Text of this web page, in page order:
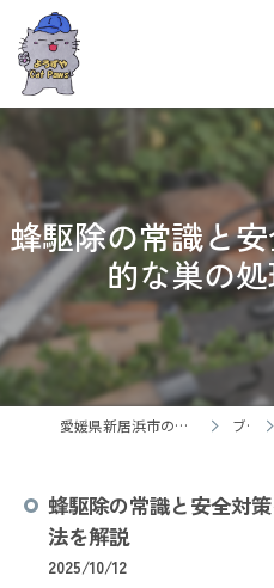
蜂駆除の常識と
的な巣の
愛媛県新居浜市の御用聞ならよろずやCatPaws ブログ
蜂駆除の常識と安全対
法を解説
2025/10/12